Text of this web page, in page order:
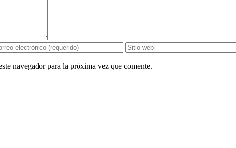
navegador para la próxima vez que comente.